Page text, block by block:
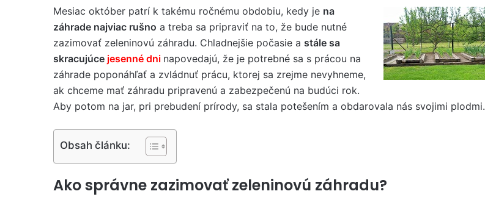
Mesiac október patrí k takému ročnému obdobiu, kedy je na
záhrade najviac rušno a treba sa pripraviť na to, že bude nutné
zazimovať zeleninovú záhradu. Chladnejšie počasie a stále sa
skracujúce jesenné dni napovedajú, že je potrebné sa s prácou na
záhrade poponáhľať a zvládnuť prácu, ktorej sa zrejme nevyhneme,
ak chceme mať záhradu pripravenú a zabezpečenú na budúci rok.
Aby potom na jar, pri prebudení prírody, sa stala potešením a obdarovala nás svojimi plodmi.
Obsah článku:
Ako správne zazimovať zeleninovú záhradu?